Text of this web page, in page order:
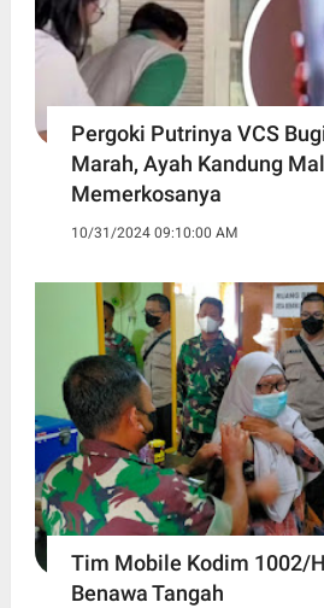
Pergoki Putrinya VCS
Marah, Ayah Kandung
Memerkosanya
10/31/2024 09:10:00 AM
Tim Mobile Kodim 1002/
Benawa Tangah